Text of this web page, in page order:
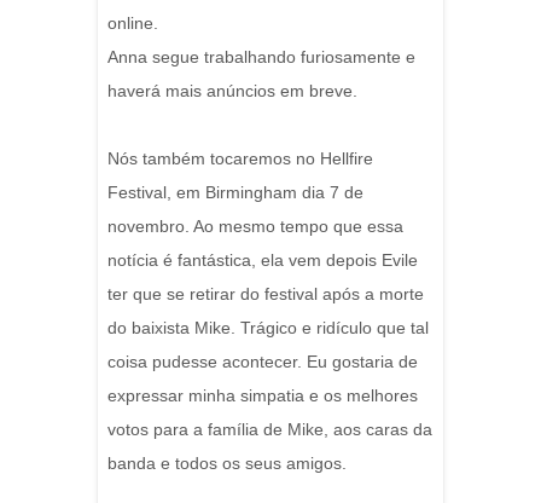
online.
Anna segue trabalhando furiosamente e
haverá mais anúncios em breve.
Nós também tocaremos no Hellfire
Festival, em Birmingham dia 7 de
novembro. Ao mesmo tempo que essa
notícia é fantástica, ela vem depois Evile
ter que se retirar do festival após a morte
do baixista Mike. Trágico e ridículo que tal
coisa pudesse acontecer. Eu gostaria de
expressar minha simpatia e os melhores
votos para a família de Mike, aos caras da
banda e todos os seus amigos.